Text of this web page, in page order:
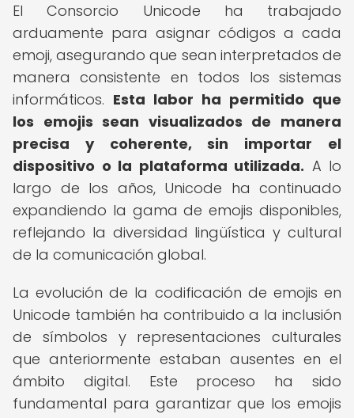
El Consorcio Unicode ha trabajado
arduamente para asignar códigos a cada
emoji, asegurando que sean interpretados de
manera consistente en todos los sistemas
informáticos. Esta labor ha permitido que
los emojis sean visualizados de manera
precisa y coherente, sin importar el
dispositivo o la plataforma utilizada. A lo
largo de los años, Unicode ha continuado
expandiendo la gama de emojis disponibles,
reflejando la diversidad lingüística y cultural
de la comunicación global.
La evolución de la codificación de emojis en
Unicode también ha contribuido a la inclusión
de símbolos y representaciones culturales
que anteriormente estaban ausentes en el
ámbito digital. Este proceso ha sido
fundamental para garantizar que los emojis